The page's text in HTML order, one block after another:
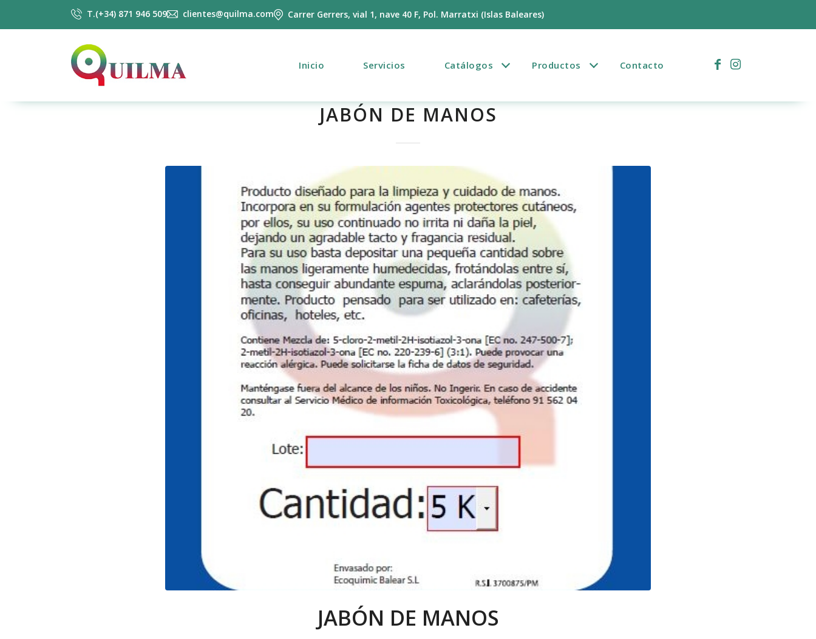
T.(+34) 871 946 509 clientes@quilma.com Carrer Gerrers, vial 1, nave 40 F, Pol. Marratxi (Islas Baleares)
Inicio Servicios Catálogos Productos Contacto
JABÓN DE MANOS
JABÓN DE MANOS